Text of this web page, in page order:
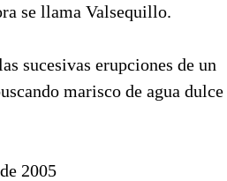
se llama Valsequillo.
sucesivas erupciones de un
marisco de agua dulce
2005